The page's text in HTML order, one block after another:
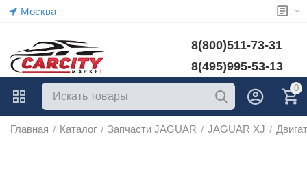
Москва
8(800)511-73-31
8(495)995-53-13
0
Главная / Каталог / Запчасти JAGUAR / JAGUAR XJ /